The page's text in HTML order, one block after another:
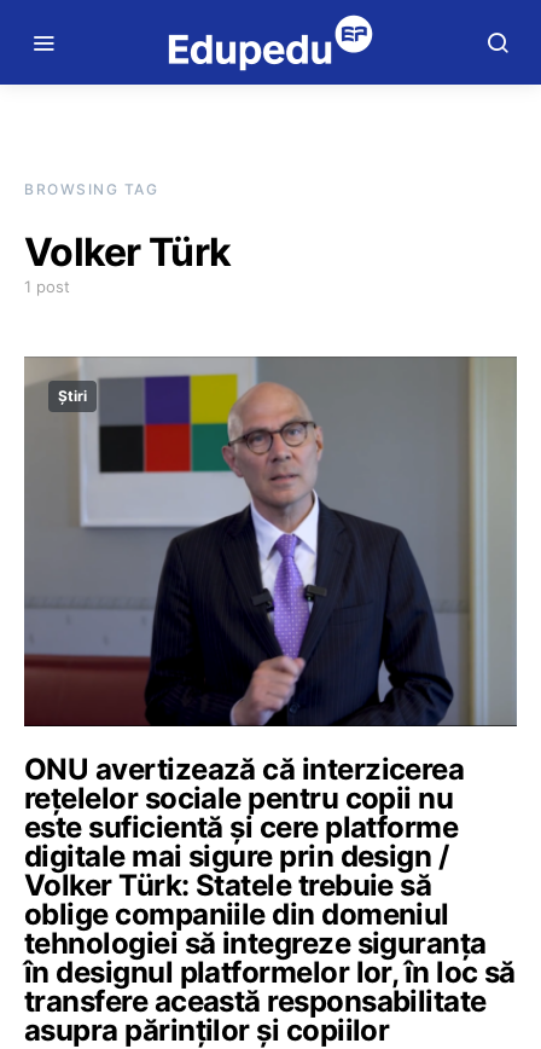
BROWSING TAG
Volker Türk
1 post
Știri
ONU avertizează că interzicerea
rețelelor sociale pentru copii nu
este suficientă și cere platforme
digitale mai sigure prin design /
Volker Türk: Statele trebuie să
oblige companiile din domeniul
tehnologiei să integreze siguranța
în designul platformelor lor, în loc să
transfere această responsabilitate
asupra părinților și copiilor